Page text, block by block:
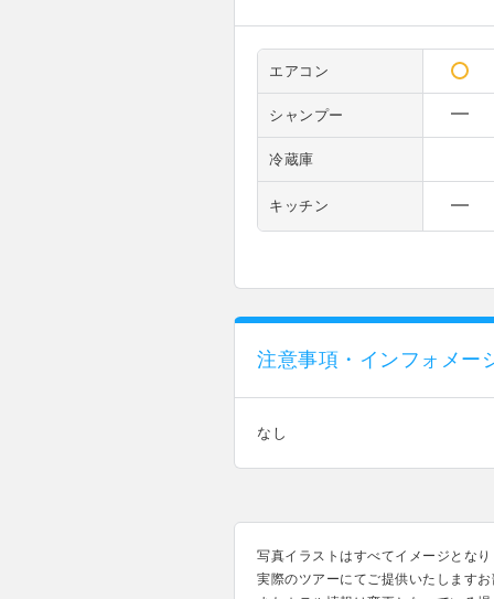
エアコン
シャンプー
冷蔵庫
キッチン
注意事項・インフォメー
なし
写真イラストはすべてイメージとな
実際のツアーにてご提供いたします